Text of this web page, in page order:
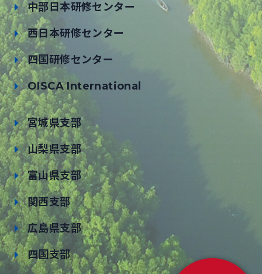
中部日本研修センター
西日本研修センター
四国研修センター
OISCA International
宮城県支部
山梨県支部
富山県支部
関西支部
広島県支部
四国支部